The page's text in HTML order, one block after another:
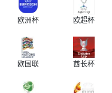
欧洲杯 欧超杯
欧国联 酋长杯